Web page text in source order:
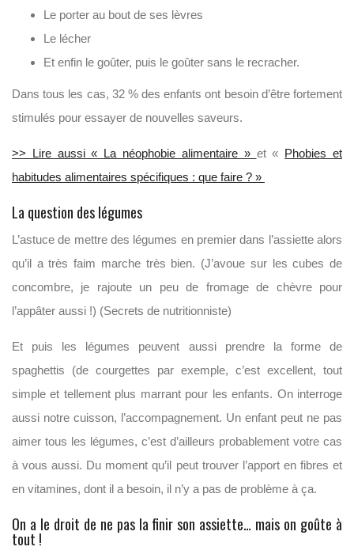
Le porter au bout de ses lèvres
Le lécher
Et enfin le goûter, puis le goûter sans le recracher.
Dans tous les cas, 32 % des enfants ont besoin d’être fortement
stimulés pour essayer de nouvelles saveurs.
>> Lire aussi « La néophobie alimentaire » et « Phobies et
habitudes alimentaires spécifiques : que faire ? »
La question des légumes
L’astuce de mettre des légumes en premier dans l’assiette alors
qu’il a très faim marche très bien. (J’avoue sur les cubes de
concombre, je rajoute un peu de fromage de chèvre pour
l’appâter aussi !) (Secrets de nutritionniste)
Et puis les légumes peuvent aussi prendre la forme de
spaghettis (de courgettes par exemple, c’est excellent, tout
simple et tellement plus marrant pour les enfants. On interroge
aussi notre cuisson, l’accompagnement. Un enfant peut ne pas
aimer tous les légumes, c’est d’ailleurs probablement votre cas
à vous aussi. Du moment qu’il peut trouver l’apport en fibres et
en vitamines, dont il a besoin, il n’y a pas de problème à ça.
On a le droit de ne pas la finir son assiette… mais on goûte à
tout !